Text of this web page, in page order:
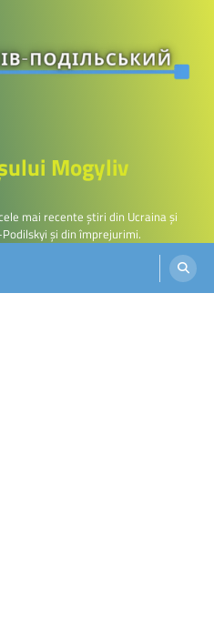
Mogyliv
mai recente știri din Ucraina și
și din împrejurimi.